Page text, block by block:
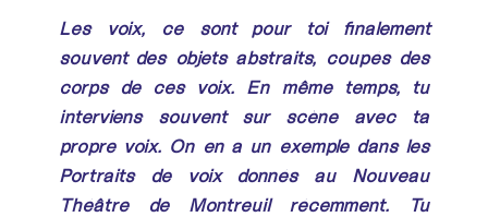
Les voix, ce sont pour toi finalement
souvent des objets abstraits, coupés des
corps de ces voix. En même temps, tu
interviens souvent sur scène avec ta
propre voix. On en a un exemple dans les
Portraits de voix donnés au Nouveau
Théâtre de Montreuil récemment. Tu